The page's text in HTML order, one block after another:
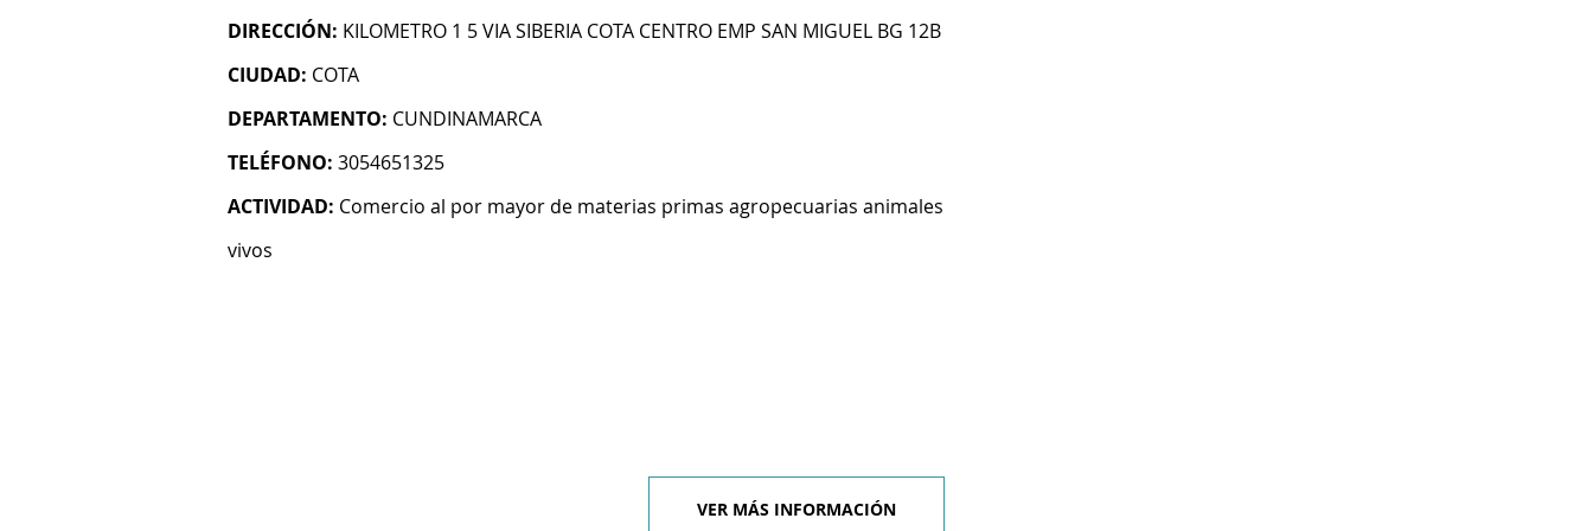
DIRECCIÓN: KILOMETRO 1 5 VIA SIBERIA COTA CENTRO EMP SAN MIGUEL BG 12B
CIUDAD: COTA
DEPARTAMENTO: CUNDINAMARCA
TELÉFONO: 3054651325
ACTIVIDAD: Comercio al por mayor de materias primas agropecuarias animales
vivos
VER MÁS INFORMACIÓN